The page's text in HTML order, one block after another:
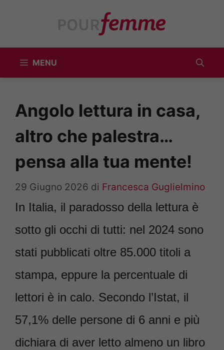
MENU
Angolo lettura in casa,
altro che palestra…
pensa alla tua mente!
29 Giugno 2026 di Francesca Guglielmino
In Italia, il paradosso della lettura è
sotto gli occhi di tutti: nel 2024 sono
stati pubblicati oltre 85.000 titoli a
stampa, eppure la percentuale di
lettori è in calo. Secondo l’Istat, il
57,1% delle persone di 6 anni e più
dichiara di aver letto almeno un libro